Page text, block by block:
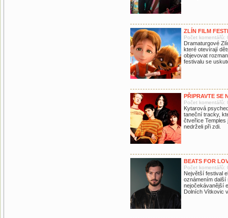
ZLÍN FILM
Počet komentářů:
Dramaturgové
které otevírají
objevovat
festivalu se
PŘIPRAVTE SE
Počet komentářů:
Kytarová
taneční tracky,
čtveřice
nedrželi při zdi.
BEATS FOR
Počet komentářů:
Největší festival
oznámením další
nejočekávanější
Dolních Vítkovic